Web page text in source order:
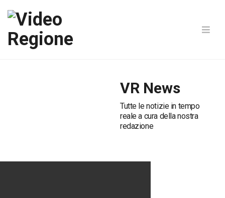
VR News
Tutte le notizie in tempo
reale a cura della nostra
redazione